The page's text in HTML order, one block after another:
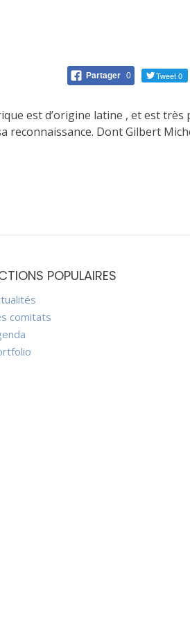
Partager 0 Tweet 0
est d’origine latine , et est
reconnaissance. Dont Gilbert
POPULAIRES
comitats